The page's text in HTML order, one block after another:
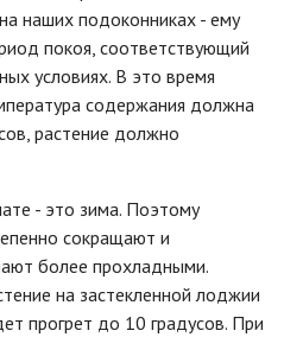
наших подоконниках - ему
покоя, соответствующий
условиях. В это время
содержания должна
растение должно
- это зима. Поэтому
сокращают и
более прохладными.
на застекленной лоджии
прогрет до 10 градусов. При